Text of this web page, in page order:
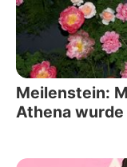
Meilenstein:
Athena